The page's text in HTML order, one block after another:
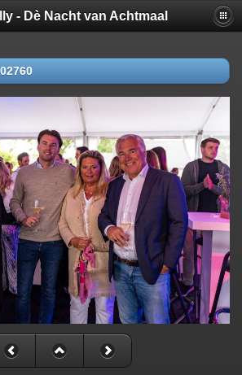
- Dè Nacht van Achtmaal